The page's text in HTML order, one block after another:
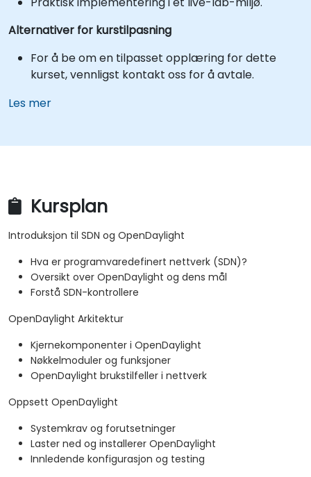
Alternativer for kurstilpasning
For å be om en tilpasset opplæring for dette
kurset, vennligst kontakt oss for å avtale.
Les mer
Kursplan
Introduksjon til SDN og OpenDaylight
Hva er programvaredefinert nettverk (SDN)?
Oversikt over OpenDaylight og dens mål
Forstå SDN-kontrollere
OpenDaylight Arkitektur
Kjernekomponenter i OpenDaylight
Nøkkelmoduler og funksjoner
OpenDaylight brukstilfeller i nettverk
Oppsett OpenDaylight
Systemkrav og forutsetninger
Laster ned og installerer OpenDaylight
Innledende konfigurasjon og testing